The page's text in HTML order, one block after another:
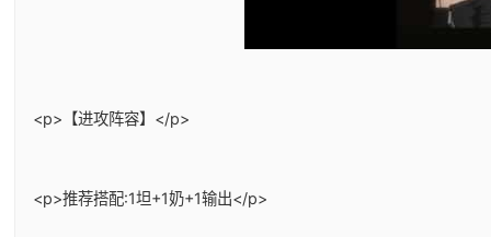
<p>【进攻阵容】</p>
<p>推荐搭配:1坦+1奶+1输出</p>